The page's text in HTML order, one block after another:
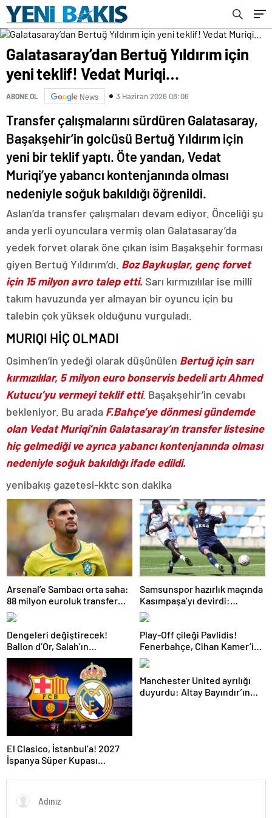
Galatasaray’dan Bertuğ Yıldırım için
yeni teklif! Vedat Muriqi…
ABONE OL News 3 Haziran 2026 08:06
Transfer çalışmalarını sürdüren Galatasaray,
Başakşehir’in golcüsü Bertuğ Yıldırım için
yeni bir teklif yaptı. Öte yandan, Vedat
Muriqi’ye yabancı kontenjanında olması
nedeniyle soğuk bakıldığı öğrenildi.
Aslan’da transfer çalışmaları devam ediyor. Önceliği şu
anda yerli oyunculara vermiş olan Galatasaray’da
yedek forvet olarak öne çıkan isim Başakşehir forması
giyen Bertuğ Yıldırım’dı. Boz Baykuşlar, genç forvet
için 15 milyon avro talep etti. Sarı kırmızılılar ise millî
takım havuzunda yer almayan bir oyuncu için bu
talebin çok yüksek olduğunu vurguladı.
MURIQI HİÇ OLMADI
Osimhen’in yedeği olarak düşünülen Bertuğ için sarı
kırmızılılar, 5 milyon euro bonservis bedeli artı Ahmed
Kutucu’yu vermeyi teklif etti. Başakşehir’in cevabı
bekleniyor. Bu arada F.Bahçe’ye dönmesi gündemde
olan Vedat Muriqi’nin Galatasaray’ın transfer listesine
hiç gelmediği ve ayrıca yabancı kontenjanında olması
nedeniyle soğuk bakıldığı ifade edildi.
yenibakış gazetesi-kktc son dakika
Arsenal’e Sambacı orta saha:
88 milyon euroluk transfer
açıklandı
Samsunspor hazırlık maçında
Kasımpaşa’yı devirdi:
İstanbul’da 3 gol
Dengeleri değiştirecek!
Ballon d’Or, Salah’ın
Trabzonspor’a transferini
böyle değerlendirdi
Play-Off çileği Pavlidis!
Fenerbahçe, Cihan Kamer’in
işaret ettiği golcü için şartları
zorluyor
El Clasico, İstanbul’a! 2027
İspanya Süper Kupası
Manchester United ayrılığı
duyurdu: Altay Bayındır’ın